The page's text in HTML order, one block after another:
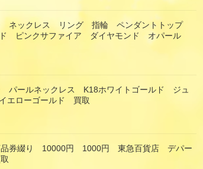
ネックレス リング 指輪 ペンダントトップ
ド ピンクサファイア ダイヤモンド オパール
パールネックレス K18ホワイトゴールド ジュ
エローゴールド 買取
品券綴り 10000円 1000円 東急百貨店 デパー